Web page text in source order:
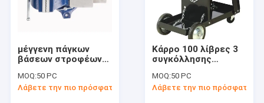
μέγγενη πάγκων
βάσεων στροφέων
MOQ:50 PC
Λάβετε την πιο πρόσφατη τιμή
Κάρρο 100 λίβρες 3
συγκόλλησης
εξοπλισμός
εργαλείων
MOQ:50 PC
Λάβετε την πιο πρόσφατη